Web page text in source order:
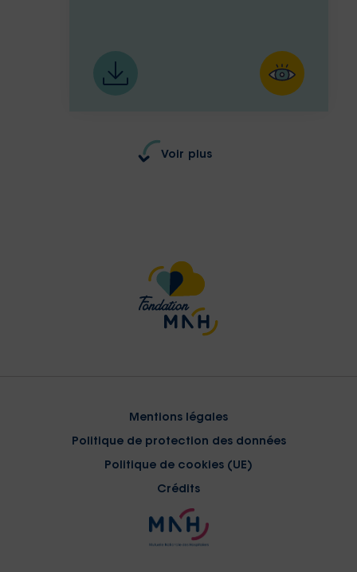
Voir plus
Mentions légales
Politique de protection des données
Politique de cookies (UE)
Crédits